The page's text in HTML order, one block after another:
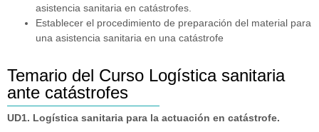
asistencia sanitaria en catástrofes.
Establecer el procedimiento de preparación del material para
una asistencia sanitaria en una catástrofe
Temario del Curso Logística sanitaria
ante catástrofes
UD1. Logística sanitaria para la actuación en catástrofe.